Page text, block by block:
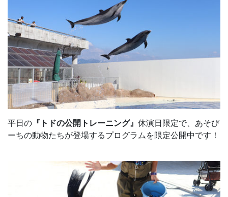
平日の 『トドの公開トレーニング』 休演日限定で、あそび
ーちの動物たちが登場するプログラムを限定公開中です！